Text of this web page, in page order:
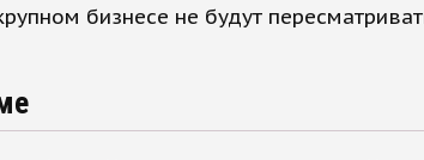
бизнесе не будут